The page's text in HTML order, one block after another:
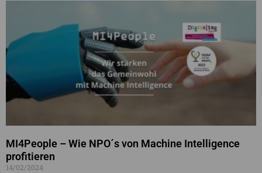
MI4People – Wie NPO´s von Machine Intelligence
profitieren
14/02/2024